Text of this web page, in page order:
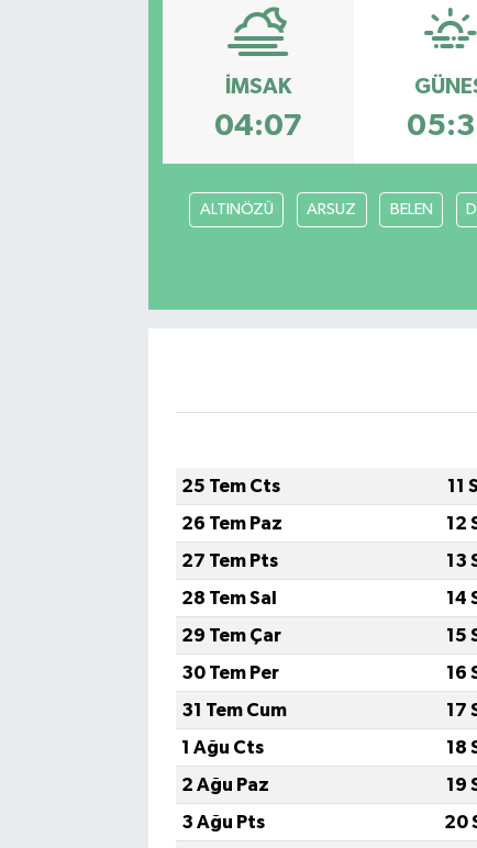
İMSAK
04:07
ALTINÖZÜ ARSUZ BELEN
25 Tem Cts
11
26 Tem Paz
12
27 Tem Pts
13
28 Tem Sal
14
29 Tem Çar
15
30 Tem Per
16
31 Tem Cum
17
1 Ağu Cts
18
2 Ağu Paz
19
3 Ağu Pts
20